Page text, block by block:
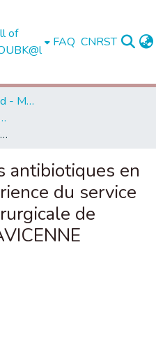
of
FAQ CNRST
Université Cadi Ayyad - Marrakech
- Marrakech
La prescription des antibiotiques en réanimation : expérience du service de réanimation chirurgicale de l’hôpital militaire AVICENNE Marrakech
antibiotiques en
du service
de